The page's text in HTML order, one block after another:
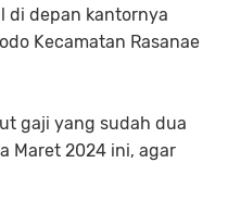
di depan kantornya
Kecamatan Rasanae
gaji yang sudah dua
Maret 2024 ini, agar